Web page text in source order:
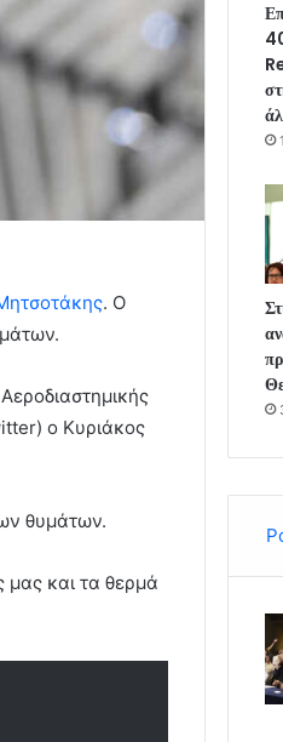
. Ο
ο Κυριάκος
θυμάτων.
μας και τα θερμά